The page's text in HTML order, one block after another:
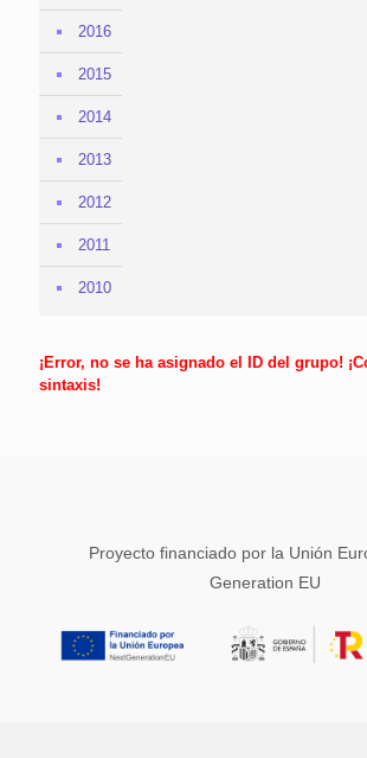
2016
2015
2014
2013
2012
2011
2010
¡Error, no se ha asignado el ID del grupo!
sintaxis!
Proyecto financiado por la Unión
Generation EU